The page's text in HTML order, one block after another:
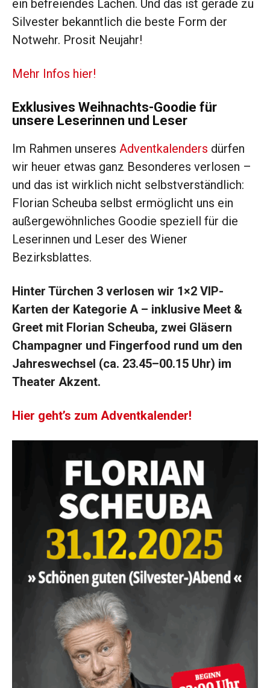
ein befreiendes Lachen. Und das ist gerade zu
Silvester bekanntlich die beste Form der
Notwehr. Prosit Neujahr!
Mehr Infos hier!
Exklusives Weihnachts-Goodie für
unsere Leserinnen und Leser
Im Rahmen unseres Adventkalenders dürfen
wir heuer etwas ganz Besonderes verlosen –
und das ist wirklich nicht selbstverständlich:
Florian Scheuba selbst ermöglicht uns ein
außergewöhnliches Goodie speziell für die
Leserinnen und Leser des Wiener
Bezirksblattes.
Hinter Türchen 3 verlosen wir 1×2 VIP-
Karten der Kategorie A – inklusive Meet &
Greet mit Florian Scheuba, zwei Gläsern
Champagner und Fingerfood rund um den
Jahreswechsel (ca. 23.45–00.15 Uhr) im
Theater Akzent.
Hier geht’s zum Adventkalender!